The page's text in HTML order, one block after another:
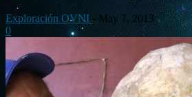
Exploración OVNI - May 7, 2013
0